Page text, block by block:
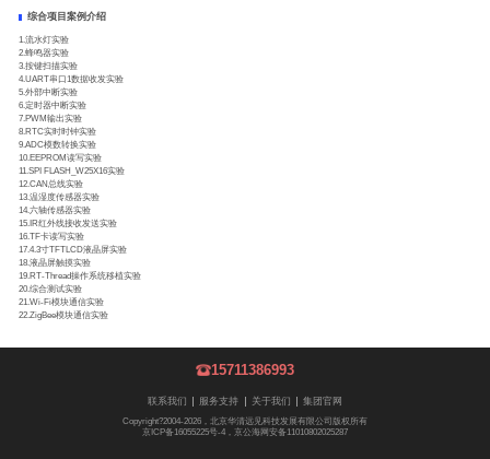
综合项目案例介绍
1.流水灯实验
2.蜂鸣器实验
3.按键扫描实验
4.UART串口1数据收发实验
5.外部中断实验
6.定时器中断实验
7.PWM输出实验
8.RTC实时时钟实验
9.ADC模数转换实验
10.EEPROM读写实验
11.SPI FLASH_W25X16实验
12.CAN总线实验
13.温湿度传感器实验
14.六轴传感器实验
15.IR红外线接收发送实验
16.TF卡读写实验
17.4.3寸TFTLCD液晶屏实验
18.液晶屏触摸实验
19.RT-Thread操作系统移植实验
20.综合测试实验
21.Wi-Fi模块通信实验
22.ZigBee模块通信实验
15711386993
联系我们 服务支持 关于我们 集团官网
Copyright?2004-2026，北京华清远见科技发展有限公司版权所有
京ICP备16055225号-4，京公海网安备11010802025287